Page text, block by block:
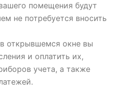
помещения будут
не потребуется вносить
открывшемся окне вы
и оплатить их,
учета, а также